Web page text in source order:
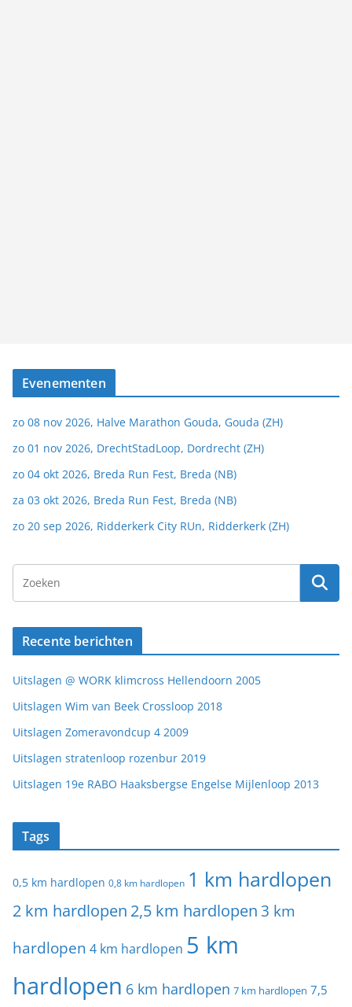
Evenementen
zo 08 nov 2026, Halve Marathon Gouda, Gouda (ZH)
zo 01 nov 2026, DrechtStadLoop, Dordrecht (ZH)
zo 04 okt 2026, Breda Run Fest, Breda (NB)
za 03 okt 2026, Breda Run Fest, Breda (NB)
zo 20 sep 2026, Ridderkerk City RUn, Ridderkerk (ZH)
Recente berichten
Uitslagen @ WORK klimcross Hellendoorn 2005
Uitslagen Wim van Beek Crossloop 2018
Uitslagen Zomeravondcup 4 2009
Uitslagen stratenloop rozenbur 2019
Uitslagen 19e RABO Haaksbergse Engelse Mijlenloop 2013
Tags
0,5 km hardlopen 0,8 km hardlopen 1 km hardlopen
2 km hardlopen 2,5 km hardlopen 3 km
hardlopen 4 km hardlopen 5 km
hardlopen 6 km hardlopen 7 km hardlopen 7,5